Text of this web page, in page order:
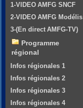
1-VIDEO AMFG SNCF
2-VIDEO AMFG Modélis
3-(En direct AMFG-TV)
Programme
régional
Infos régionales 1
Infos régionales 2
Infos régionales 3
Infos régionales 4